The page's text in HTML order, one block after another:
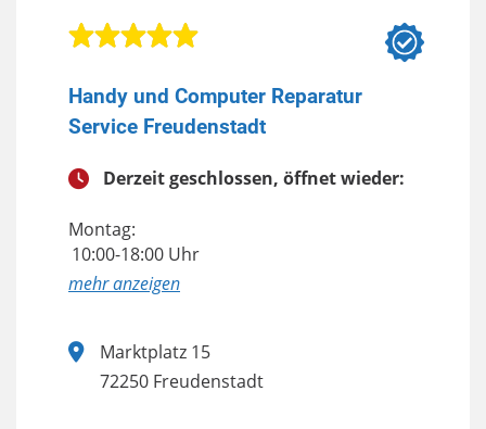
Handy und Computer Reparatur
Service Freudenstadt
Derzeit geschlossen, öffnet wieder:
Montag:
10:00-18:00 Uhr
anzeigen
Marktplatz 15
72250 Freudenstadt